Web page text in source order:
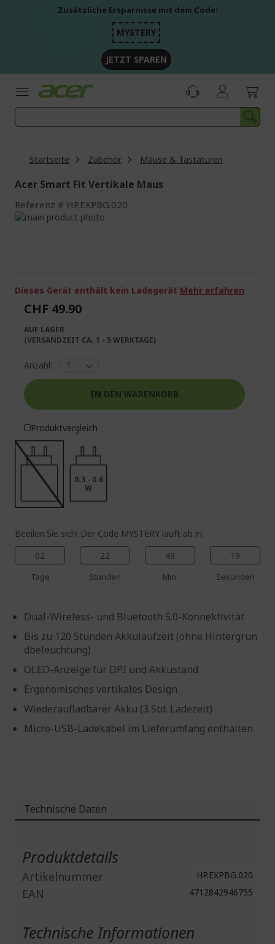
Zusätzliche Ersparnisse mit dem Code:
MYSTERY
JETZT SPAREN
Startseite Zubehör Mäuse & Tastaturen
Acer Smart Fit Vertikale Maus
Referenz HP.EXPBG.020
Zum
Beeilen Sie sich! Der Code MYSTERY läuft ab in:
02
Tage
22
Stunden
49
Min.
19
Sekunden
Dual-Wireless- und Bluetooth 5.0-Konnektivität
Bis zu 120 Stunden Akkulaufzeit (ohne Hintergrun
dbeleuchtung)
OLED-Anzeige für DPI und Akkustand
Ergonomisches vertikales Design
Wiederaufladbarer Akku (3 Std. Ladezeit)
Micro-USB-Ladekabel im Lieferumfang enthalten
CHF 49.90
AUF LAGER
(VERSANDZEIT CA. 1 - 5 WERKTAGE)
Anzahl:
IN DEN WARENKORB
Produktvergleich
0.3 - 0.6
W
Dieses Gerät enthält kein Ladegerät Mehr erfahren
Technische Daten
Produktdetails
Artikelnummer HP.EXPBG.020
EAN 4712842946755
Technische Informationen